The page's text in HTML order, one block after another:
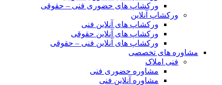
ورکشاپ های حضوری فنی – حقوقی
ورکشاپ آنلاین
ورکشاپ های آنلاین فنی
ورکشاپ های آنلاین حقوقی
ورکشاپ های آنلاین فنی – حقوقی
مشاوره های تخصصی
فنی املاک
مشاوره حضوری فنی
مشاوره آنلاین فنی